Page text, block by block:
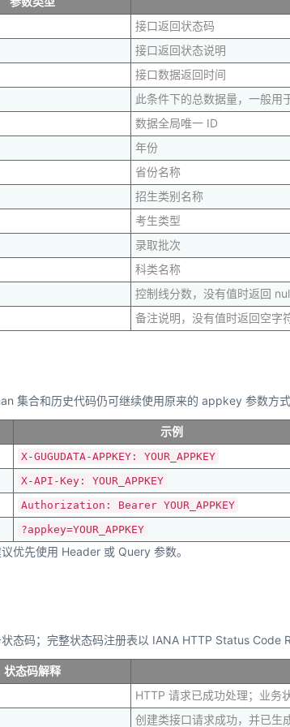
接口返回状态码
接口返回状态说明
接口数据返回时间
此条件下的总数据量，一般用
数据全局唯一 ID
年份
省份名称
招生类别名称
考生类型
录取批次
科类名称
控制线分数，没有值时返回
备注说明，没有值时返回空字
集合和历史代码仍可继续使用原来的 appkey 参数方式
示例
X-GUGUDATA-APPKEY: YOUR_APPKEY
X-API-Key: YOUR_APPKEY
Authorization: Bearer YOUR_APPKEY
?appkey=YOUR_APPKEY
优先使用 Header 或 Query 参数。
态码；完整状态码注册表以 IANA HTTP Status Code
状态码解释
HTTP 请求已成功处理；业务
创建类接口请求成功，并已生